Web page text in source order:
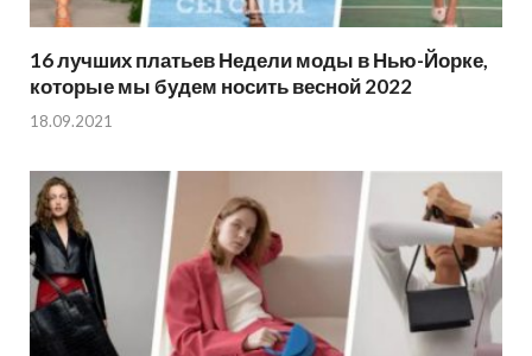
16 лучших платьев Недели моды в Нью-Йорке,
которые мы будем носить весной 2022
18.09.2021